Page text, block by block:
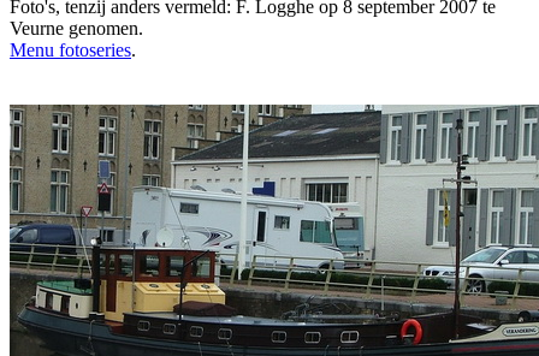
Foto's, tenzij anders vermeld: F. Logghe op 8 september 2007 te
Veurne genomen.
Menu fotoseries.